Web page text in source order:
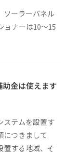
ソーラーパネル
ョナーは10〜15
金は使えます
ステムを設置す
につきまして
置する地域、そ